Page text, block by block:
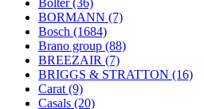
Bolter(36)
BORMANN (7)
Bosch (1684)
Brano group (88)
BREEZAIR (7)
BRIGGS & STRATTON (16)
Carat (9)
Casals (20)